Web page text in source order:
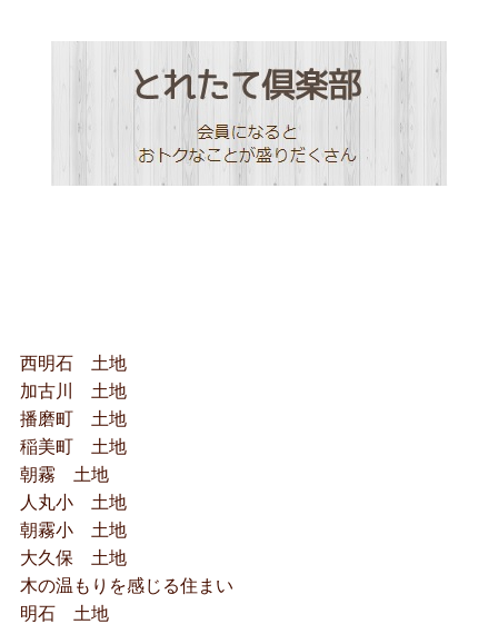
西明石 土地
加古川 土地
播磨町 土地
稲美町 土地
朝霧 土地
人丸小 土地
朝霧小 土地
大久保 土地
木の温もりを感じる住まい
明石 土地